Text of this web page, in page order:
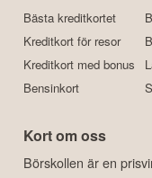
Bästa kreditkortet
Kreditkort för resor
Kreditkort med bonus
Bensinkort
Kort om oss
Börskollen är en